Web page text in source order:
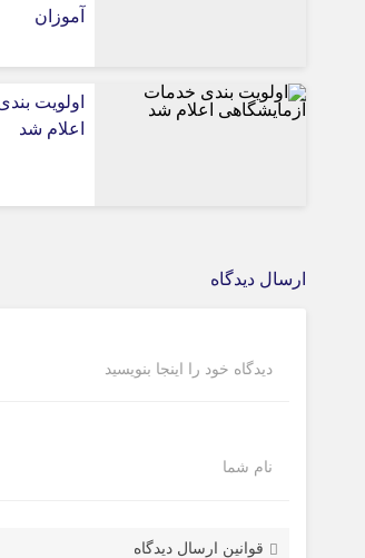
آموزان
اولویت
اعلام شد
ارسال دیدگاه
دیدگاه خود را اینجا بنویسید
نام شما
قوانین ارسال دیدگاه